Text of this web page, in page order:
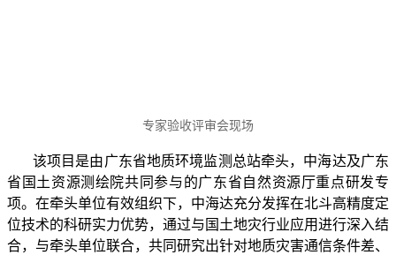
专家验收评审会现场
该项目是由广东省地质环境监测总站牵头，中海达及广东
省国土资源测绘院共同参与的广东省自然资源厅重点研发专
项。在牵头单位有效组织下，中海达充分发挥在北斗高精度定
位技术的科研实力优势，通过与国土地灾行业应用进行深入结
合，与牵头单位联合，共同研究出针对地质灾害通信条件差、